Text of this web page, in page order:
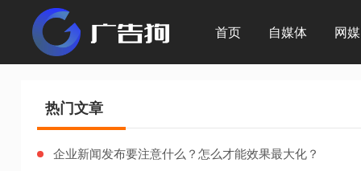
首页 自媒体 网媒
热门文章
企业新闻发布要注意什么？怎么才能效果最大化？